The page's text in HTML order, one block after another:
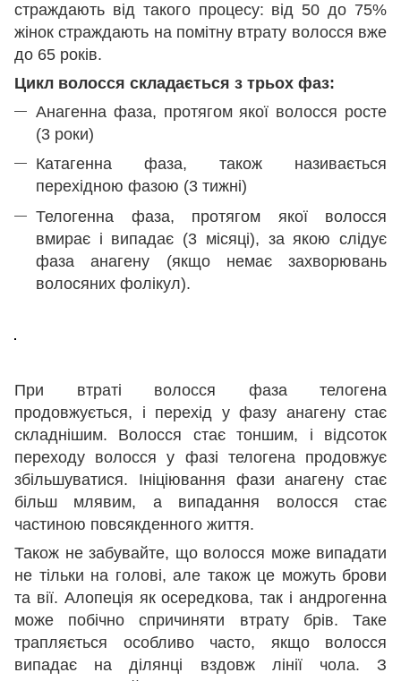
страждають від такого процесу: від 50 до 75%
жінок страждають на помітну втрату волосся вже
до 65 років.
Цикл волосся складається з трьох фаз:
Анагенна фаза, протягом якої волосся росте
(3 роки)
Катагенна фаза, також називається
перехідною фазою (3 тижні)
Телогенна фаза, протягом якої волосся
вмирає і випадає (3 місяці), за якою слідує
фаза анагену (якщо немає захворювань
волосяних фолікул).
При втраті волосся фаза телогена
продовжується, і перехід у фазу анагену стає
складнішим. Волосся стає тоншим, і відсоток
переходу волосся у фазі телогена продовжує
збільшуватися. Ініціювання фази анагену стає
більш млявим, а випадання волосся стає
частиною повсякденного життя.
Також не забувайте, що волосся може випадати
не тільки на голові, але також це можуть брови
та вії. Алопеція як осередкова, так і андрогенна
може побічно спричиняти втрату брів. Таке
трапляється особливо часто, якщо волосся
випадає на ділянці вздовж лінії чола. З